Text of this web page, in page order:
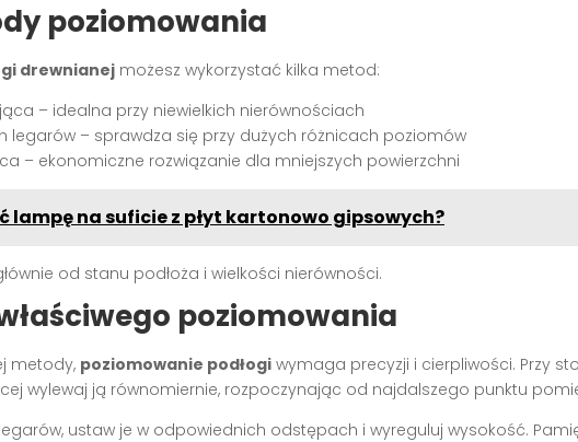
poziomowania
drewnianej możesz wykorzystać kilka metod:
– idealna przy niewielkich nierównościach
legarów – sprawdza się przy dużych różnicach poziomów
– ekonomiczne rozwiązanie dla mniejszych powierzchni
lampę na suficie z płyt kartonowo gipsowych?
od stanu podłoża i wielkości nierówności.
poziomowania
metody, poziomowanie podłogi wymaga precyzji i cierpliwości. Przy
wylewaj ją równomiernie, rozpoczynając od najdalszego punktu
ustaw je w odpowiednich odstępach i wyreguluj wysokość.